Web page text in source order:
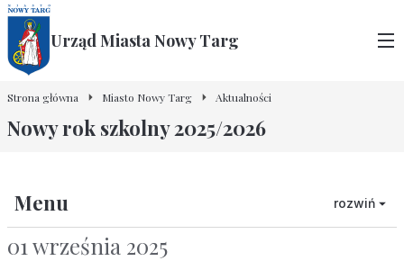
Urząd Miasta Nowy Targ
Strona główna Miasto Nowy Targ Aktualności
Nowy rok szkolny 2025/2026
Menu rozwiń
01 września 2025